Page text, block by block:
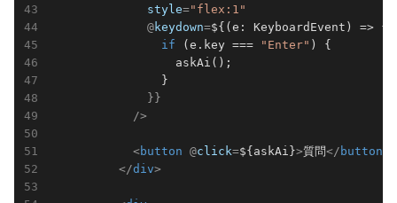
style="flex:1"
@keydown=${(e: KeyboardEvent) => {
if (e.key === "Enter" ) {
askAi();
}
}}
/>
<button @click=${askAi}>質問</ button
</div>